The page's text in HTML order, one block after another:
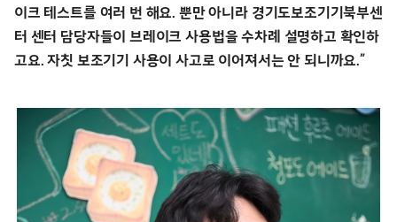
이크 테스트를 여러 번 해요. 뿐만 아니라 경기도보조기기북부센
터 센터 담당자들이 브레이크 사용법을 수차례 설명하고 확인하
고요. 자칫 보조기기 사용이 사고로 이어져서는 안 되니까요.”